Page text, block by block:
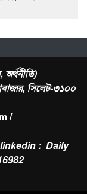
সিলেট-৩১০০
/
: Daily